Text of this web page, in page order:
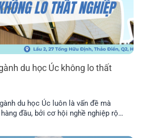
du học Úc không lo thất
du học Úc luôn là vấn đề mà
đầu, bởi cơ hội nghề nghiệp rộng